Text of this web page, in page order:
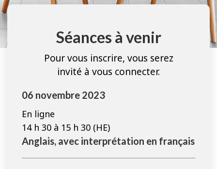
Séances à venir
Pour vous inscrire, vous serez
invité à vous connecter.
06 novembre 2023
En ligne
14 h 30 à 15 h 30 (HE)
Anglais, avec interprétation en français